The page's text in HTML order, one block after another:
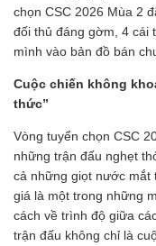
chọn CSC 2026 Mùa 2
đối thủ đáng gờm, 4 cái
mình vào bản đồ bán
Cuộc chiến không
thức”
Vòng tuyển chọn CSC
những trận đấu nghẹt
cả những giọt nước mắt
giá là một trong những
cách về trình độ giữa
trận đấu không chỉ là